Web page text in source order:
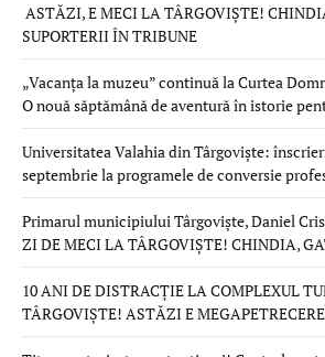
ASTĂZI, E MECI LA TÂRGOVIȘTE!
SUPORTERII ÎN TRIBUNE
„Vacanța la muzeu” continuă la Curtea
O nouă săptămână de aventură în istorie
Universitatea Valahia din Târgoviște:
septembrie la programele de conversie
Primarul municipiului Târgoviște, Daniel
ZI DE MECI LA TÂRGOVIȘTE! CHINDIA,
10 ANI DE DISTRACȚIE LA COMPLEXUL
TÂRGOVIȘTE! ASTĂZI E